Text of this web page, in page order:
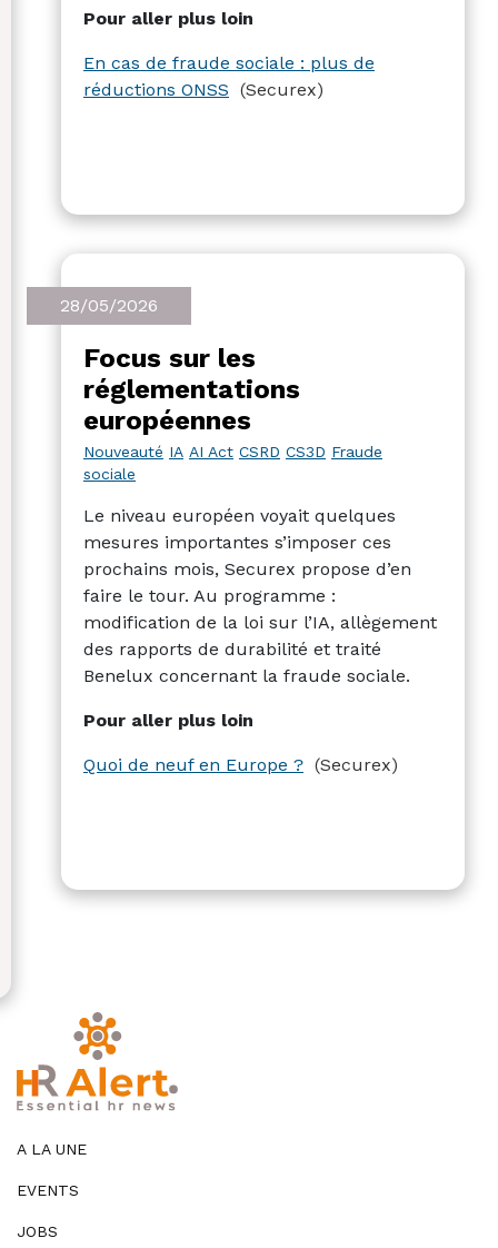
Pour aller plus loin
En cas de fraude sociale : plus de
réductions ONSS (Securex)
28/05/2026
Focus sur les
réglementations
européennes
Nouveauté IA AI Act CSRD CS3D Fraude
sociale
Le niveau européen voyait quelques
mesures importantes s’imposer ces
prochains mois, Securex propose d’en
faire le tour. Au programme :
modification de la loi sur l’IA, allègement
des rapports de durabilité et traité
Benelux concernant la fraude sociale.
Pour aller plus loin
Quoi de neuf en Europe ? (Securex)
A LA UNE
EVENTS
JOBS